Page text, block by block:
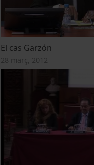
El cas Garzón
28 març, 2012